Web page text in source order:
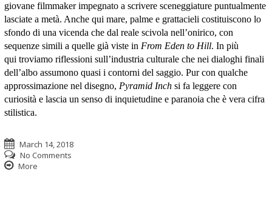
giovane filmmaker impegnato a scrivere sceneggiature puntualmente
lasciate a metà. Anche qui mare, palme e grattacieli costituiscono lo
sfondo di una vicenda che dal reale scivola nell’onirico, con
sequenze simili a quelle già viste in From Eden to Hill. In più
qui troviamo riflessioni sull’industria culturale che nei dialoghi finali
dell’albo assumono quasi i contorni del saggio. Pur con qualche
approssimazione nel disegno, Pyramid Inch si fa leggere con
curiosità e lascia un senso di inquietudine e paranoia che è vera cifra
stilistica.
March 14, 2018
No Comments
More